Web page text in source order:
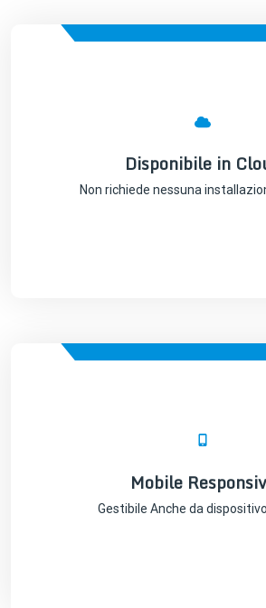
Disponibile in
Non richiede nessuna
Non richiede nessuna
Mobile
Gestibile Anche da